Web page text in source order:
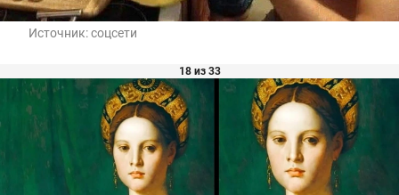
Источник:соцсети
18 из 33